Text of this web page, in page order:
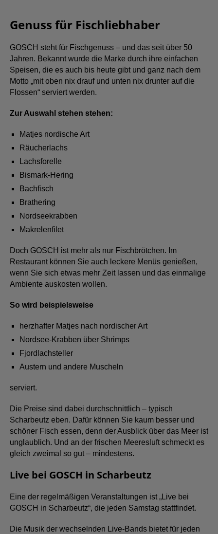
Genuss für Fischliebhaber
GOSCH steht für Fischgenuss – und das seit über 50
Jahren. Bekannt wurde die Marke durch ihre einfachen
Speisen, die es auch bis heute gibt und ganz nach dem
Motto „mit oben nix drauf und unten nix drunter auf die
Flossen“ serviert werden.
Zur Auswahl stehen stehen:
Matjes nordische Art
Räucherlachs
Lachsforelle
Bismark-Hering
Bachfisch
Brathering
Nordseekrabben
Makrelenfilet
Doch GOSCH ist mehr als nur Fischbrötchen. Im
Restaurant können Sie auch leckere Menüs genießen,
wenn Sie sich etwas mehr Zeit lassen und das einmalige
Ambiente auskosten wollen.
So wird beispielsweise
herzhafter Matjes nach nordischer Art
Nordsee-Krabben über Shrimps
Fjordlachsteller
Austern und andere Muscheln
serviert.
Die Preise sind dabei durchschnittlich – typisch
Scharbeutz eben. Dafür können Sie kaum besser und
schöner Fisch essen, denn der Ausblick über das Meer ist
unglaublich. Und an der frischen Meeresluft schmeckt es
gleich zweimal so gut – mindestens.
Live bei GOSCH in Scharbeutz
Eine der regelmäßigen Veranstaltungen ist „Live bei
GOSCH in Scharbeutz“, die jeden Samstag stattfindet.
Die Musik der wechselnden Live-Bands bietet für jeden